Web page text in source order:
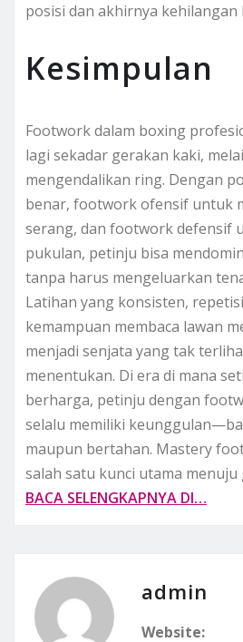
posisi dan akhirnya kehilangan
Kesimpulan
Footwork dalam boxing
lagi sekadar gerakan kaki,
mengendalikan ring. Dengan
benar, footwork ofensif untuk
serang, dan footwork defensif
pukulan, petinju bisa
tanpa harus mengeluarkan
Latihan yang konsisten,
kemampuan membaca lawan
menjadi senjata yang tak
menentukan. Di era di mana
berharga, petinju dengan
selalu memiliki
maupun bertahan. Mastery
salah satu kunci utama menuju
BACA SELENGKAPNYA DI…
admin
Website: